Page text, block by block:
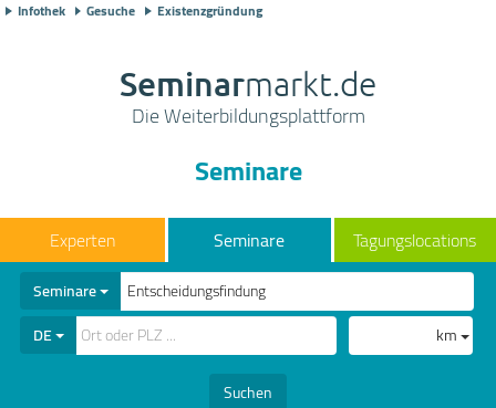
Infothek Gesuche Existenzgründung
Seminarmarkt.de
Die Weiterbildungsplattform
Seminare
Seminare Tagungslocations
Seminare
DE
km
Suchen